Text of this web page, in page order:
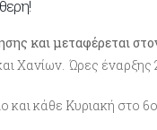
και μεταφέρεται
Χανίων . Ώρες έναρξης
κάθε Κυριακή στο